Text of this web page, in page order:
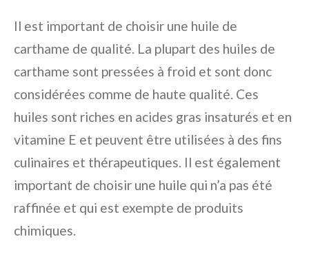
Il est important de choisir une huile de
carthame de qualité. La plupart des huiles de
carthame sont pressées à froid et sont donc
considérées comme de haute qualité. Ces
huiles sont riches en acides gras insaturés et en
vitamine E et peuvent être utilisées à des fins
culinaires et thérapeutiques. Il est également
important de choisir une huile qui n’a pas été
raffinée et qui est exempte de produits
chimiques.